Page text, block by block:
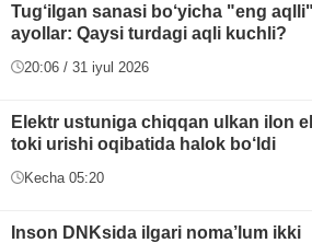
Tug‘ilgan sanasi bo‘yicha "eng aqlli"
ayollar: Qaysi turdagi aqli kuchli?
20:06 / 31 iyul 2026
Elektr ustuniga chiqqan ulkan ilon
toki urishi oqibatida halok bo‘ldi
Kecha 05:20
Inson DNKsida ilgari noma’lum ikki